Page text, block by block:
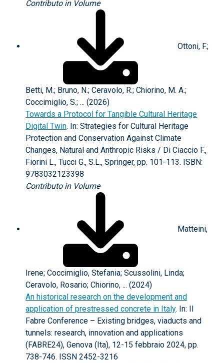
Contributo in Volume
Ottoni, F.;
Betti, M.; Bruno, N.; Ceravolo, R.; Chiorino, M. A.;
Coccimiglio, S.; ... (2026)
Towards a Protocol for Tangible Cultural Heritage
Digital Twin. In: Strategies for Cultural Heritage
Protection and Conservation Against Climate
Changes, Natural and Anthropic Risks / Di Ciaccio F.,
Fiorini L., Tucci G., S.L., Springer, pp. 101-113. ISBN:
9783032123398
Contributo in Volume
Matteini,
Irene; Coccimiglio, Stefania; Scussolini, Linda;
Ceravolo, Rosario; Chiorino, ... (2024)
An historical research on the development and
application of prestressed concrete in Italy. In: II
Fabre Conference – Existing bridges, viaducts and
tunnels: research, innovation and applications
(FABRE24), Genova (Ita), 12-15 febbraio 2024, pp.
738-746. ISSN 2452-3216